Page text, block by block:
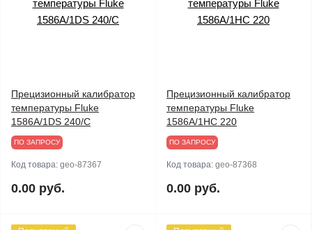
Прецизионный калибратор
температуры Fluke
1586A/1DS 240/C
ПО ЗАПРОСУ
Код товара: geo-87367
0.00 руб.
Прецизионный калибратор
температуры Fluke
1586A/1HC 220
ПО ЗАПРОСУ
Код товара: geo-87368
0.00 руб.